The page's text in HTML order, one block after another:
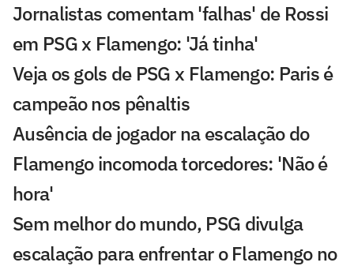
Jornalistas comentam 'falhas' de Rossi
em PSG x Flamengo: 'Já tinha'
Veja os gols de PSG x Flamengo: Paris é
campeão nos pênaltis
Ausência de jogador na escalação do
Flamengo incomoda torcedores: 'Não é
hora'
Sem melhor do mundo, PSG divulga
escalação para enfrentar o Flamengo no